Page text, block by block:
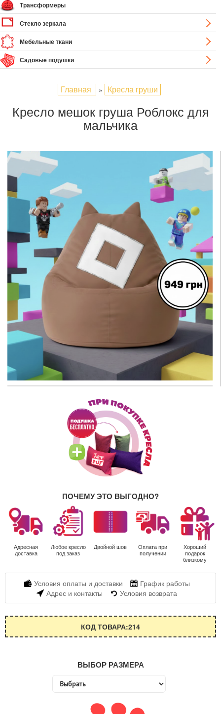
Трансформеры
Стекло зеркала
Мебельные ткани
Садовые подушки
Главная » Кресла груши
Кресло мешок груша Роблокс для
мальчика
ПОЧЕМУ ЭТО ВЫГОДНО?
Адресная
доставка
Любое кресло
под заказ
Двойной шов
Оплата при
получении
Хороший
подарок
близкому
Условия оплаты и доставки
График работы
Адрес и контакты
Условия возврата
КОД ТОВАРА:214
ВЫБОР РАЗМЕРА